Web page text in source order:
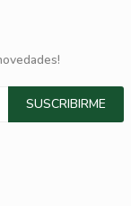
SUSCRIBIRME